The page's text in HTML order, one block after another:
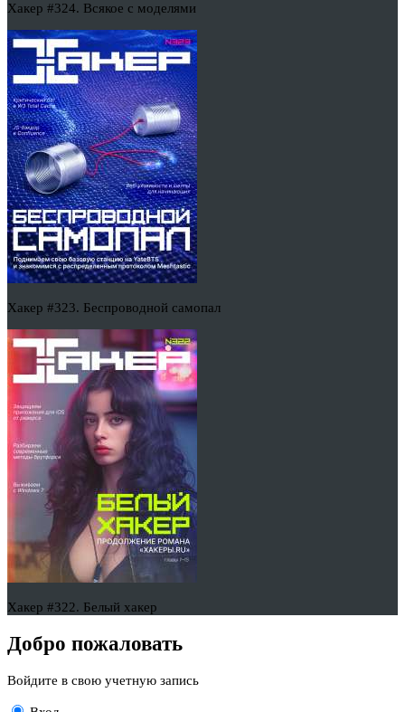
Хакер #324. Всякое с моделями
Хакер #323. Беспроводной самопал
Хакер #322. Белый хакер
Добро пожаловать
Войдите в свою учетную запись